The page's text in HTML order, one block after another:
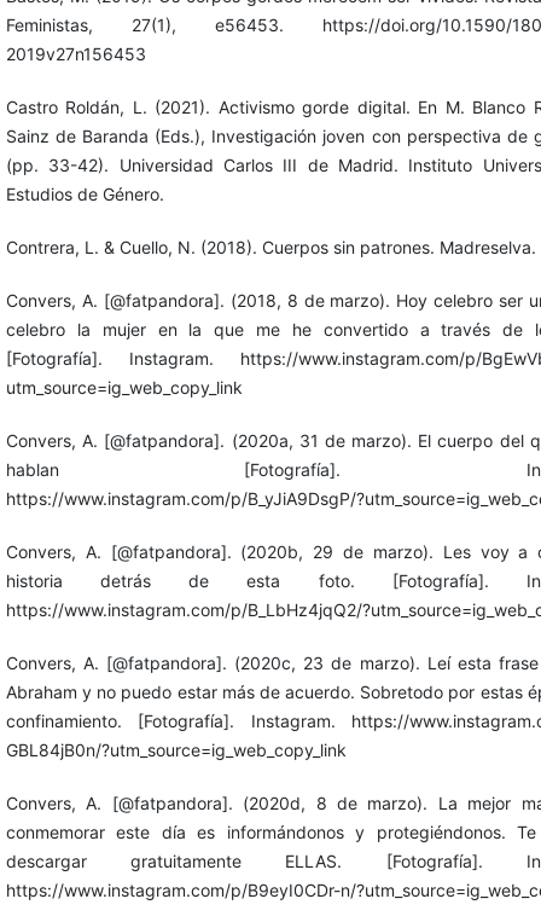
Feministas, 27(1), e56453. https://doi.org/10.1590/
2019v27n156453
Castro Roldán, L. (2021). Activismo gorde digital. En M. Blanco
Sainz de Baranda (Eds.), Investigación joven con perspectiva de
(pp. 33-42). Universidad Carlos III de Madrid. Instituto
Estudios de Género.
Contrera, L. & Cuello, N. (2018). Cuerpos sin patrones. Madreselva.
Convers, A. [@fatpandora]. (2018, 8 de marzo). Hoy celebro ser
celebro la mujer en la que me he convertido a través de
[Fotografía]. Instagram. https://www.instagram.com/p/
utm_source=ig_web_copy_link
Convers, A. [@fatpandora]. (2020a, 31 de marzo). El cuerpo del
hablan [Fotografía].
https://www.instagram.com/p/B_yJiA9DsgP/
Convers, A. [@fatpandora]. (2020b, 29 de marzo). Les voy a
historia detrás de esta foto. [Fotografía].
https://www.instagram.com/p/B_LbHz4jqQ2/
Convers, A. [@fatpandora]. (2020c, 23 de marzo). Leí esta
Abraham y no puedo estar más de acuerdo. Sobretodo por estas
confinamiento. [Fotografía]. Instagram. https://
GBL84jB0n/?utm_source=ig_web_copy_link
Convers, A. [@fatpandora]. (2020d, 8 de marzo). La mejor
conmemorar este día es informándonos y protegiéndonos.
descargar gratuitamente ELLAS. [Fotografía].
https://www.instagram.com/p/B9eyI0CDr-n/